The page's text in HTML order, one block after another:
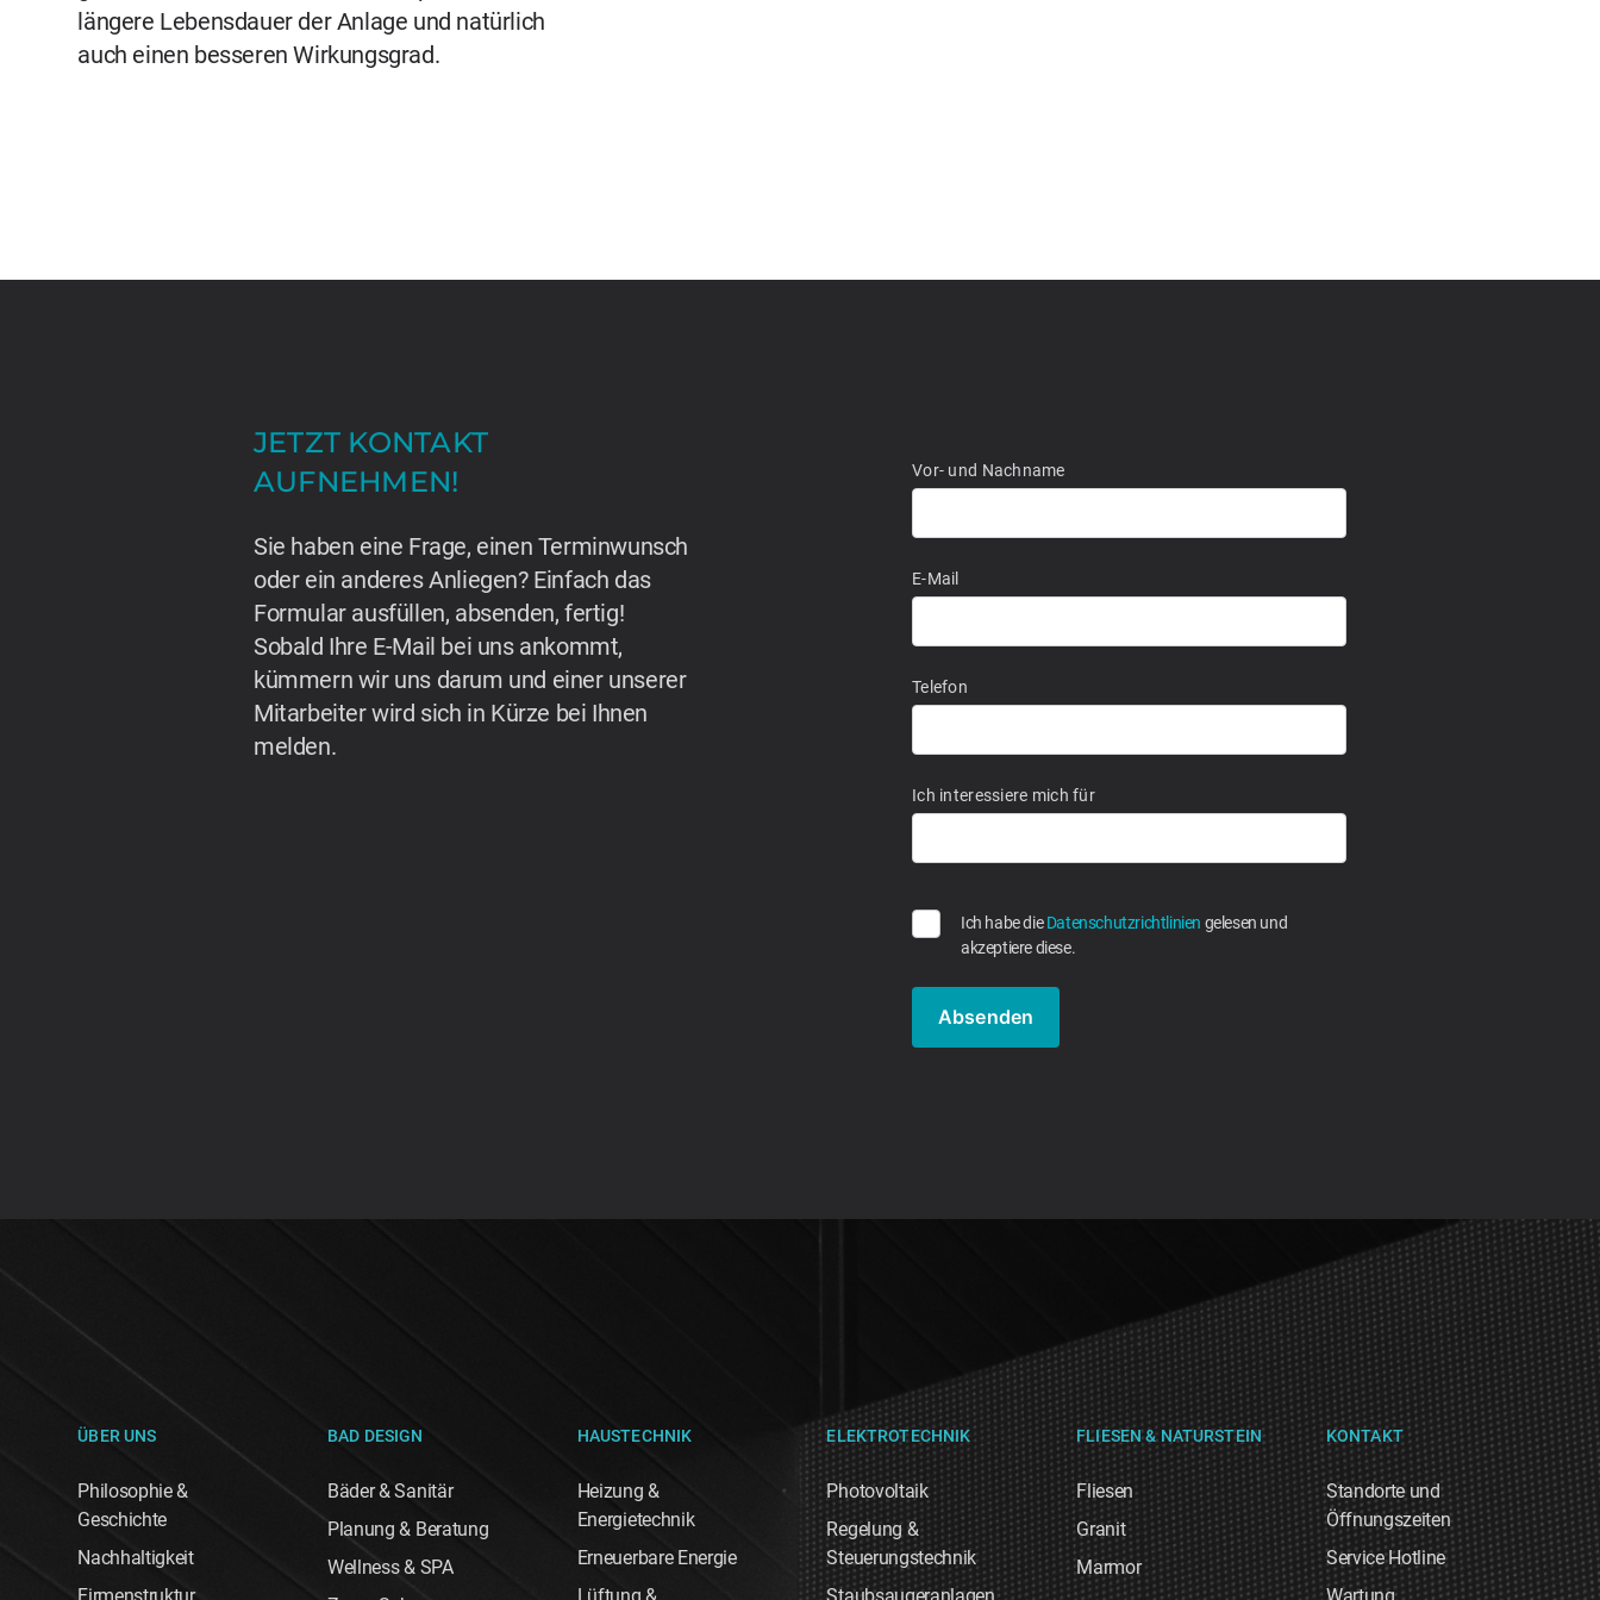
längere Lebensdauer der Anlage und natürlich
auch einen besseren Wirkungsgrad.
JETZT KONTAKT
AUFNEHMEN!
Sie haben eine Frage, einen Terminwunsch
oder ein anderes Anliegen? Einfach das
Formular ausfüllen, absenden, fertig!
Sobald Ihre E-Mail bei uns ankommt,
kümmern wir uns darum und einer unserer
Mitarbeiter wird sich in Kürze bei Ihnen
melden.
Vor- und Nachname
E-Mail
Telefon
Ich interessiere mich für
Ich habe dieDatenschutzrichtlinien gelesen und
akzeptiere diese.
ÜBER UNS
Philosophie &
Geschichte
Nachhaltigkeit
BAD DESIGN
Bäder & Sanitär
Planung & Beratung
Wellness & SPA
HAUSTECHNIK
Heizung &
Energietechnik
Erneuerbare Energie
ELEKTROTECHNIK
Photovoltaik
Regelung &
Steuerungstechnik
FLIESEN & NATURSTEIN
Fliesen
Granit
Marmor
KONTAKT
Standorte und
Öffnungszeiten
Service Hotline